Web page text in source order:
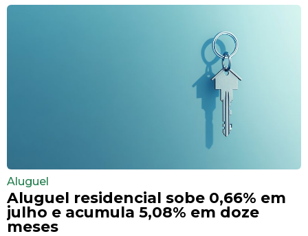
Aluguel
Aluguel residencial sobe 0,66% em
julho e acumula 5,08% em doze
meses